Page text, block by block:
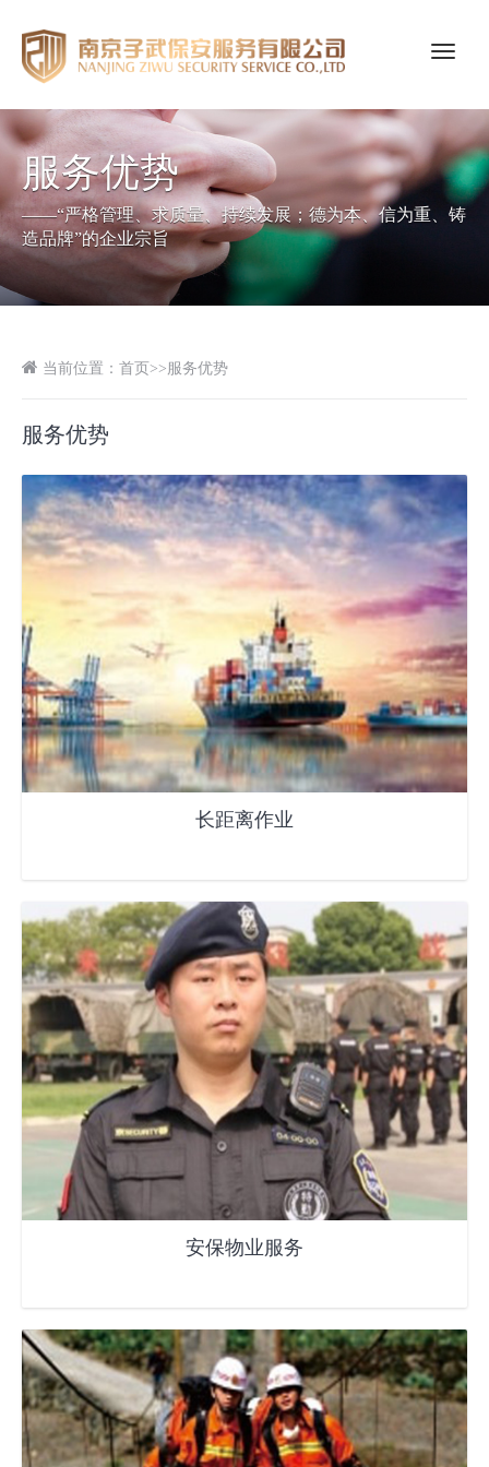
GoExplore!
服务优势
——“严格管理、求质量、持续发展；德为本、信为重、铸
造品牌”的企业宗旨
当前位置： 首页 >> 服务优势
服务优势
长距离作业
安保物业服务